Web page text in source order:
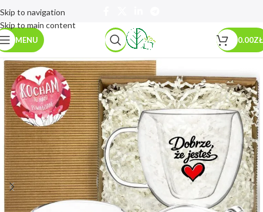
Skip to navigation
Skip to main content
MENU 0.00ZŁ